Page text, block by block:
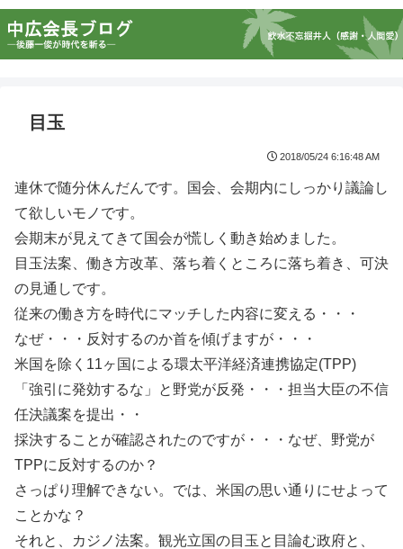
目玉
2018/05/24 6:16:48 AM
連休で随分休んだんです。国会、会期内にしっかり議論し
て欲しいモノです。
会期末が見えてきて国会が慌しく動き始めました。
目玉法案、働き方改革、落ち着くところに落ち着き、可決
の見通しです。
従来の働き方を時代にマッチした内容に変える・・・
なぜ・・・反対するのか首を傾げますが・・・
米国を除く11ヶ国による環太平洋経済連携協定(TPP)
「強引に発効するな」と野党が反発・・・担当大臣の不信
任決議案を提出・・
採決することが確認されたのですが・・・なぜ、野党が
TPPに反対するのか？
さっぱり理解できない。では、米国の思い通りにせよって
ことかな？
それと、カジノ法案。観光立国の目玉と目論む政府と、